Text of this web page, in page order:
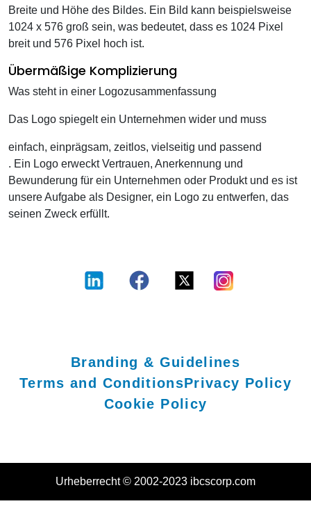
Breite und Höhe des Bildes. Ein Bild kann beispielsweise
1024 x 576 groß sein, was bedeutet, dass es 1024 Pixel
breit und 576 Pixel hoch ist.
Übermäßige Komplizierung
Was steht in einer Logozusammenfassung
Das Logo spiegelt ein Unternehmen wider und muss
einfach, einprägsam, zeitlos, vielseitig und passend
. Ein Logo erweckt Vertrauen, Anerkennung und
Bewunderung für ein Unternehmen oder Produkt und es ist
unsere Aufgabe als Designer, ein Logo zu entwerfen, das
seinen Zweck erfüllt.
Branding & Guidelines
Terms and ConditionsPrivacy Policy
Cookie Policy
Urheberrecht © 2002-2023 ibcscorp.com